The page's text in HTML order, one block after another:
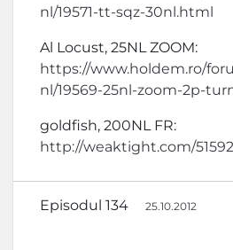
nl/19571-tt-sqz-30nl.html
Al Locust, 25NL ZOOM:
https://www.holdem.ro/
nl/19569-25nl-zoom-2p-
goldfish, 200NL FR:
http://weaktight.com/
Episodul 134 25.10.2012